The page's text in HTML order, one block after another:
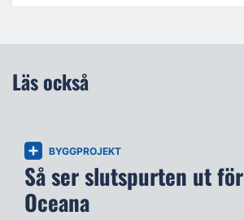
Läs också
BYGGPROJEKT
Så ser slutspurten ut för
Oceana